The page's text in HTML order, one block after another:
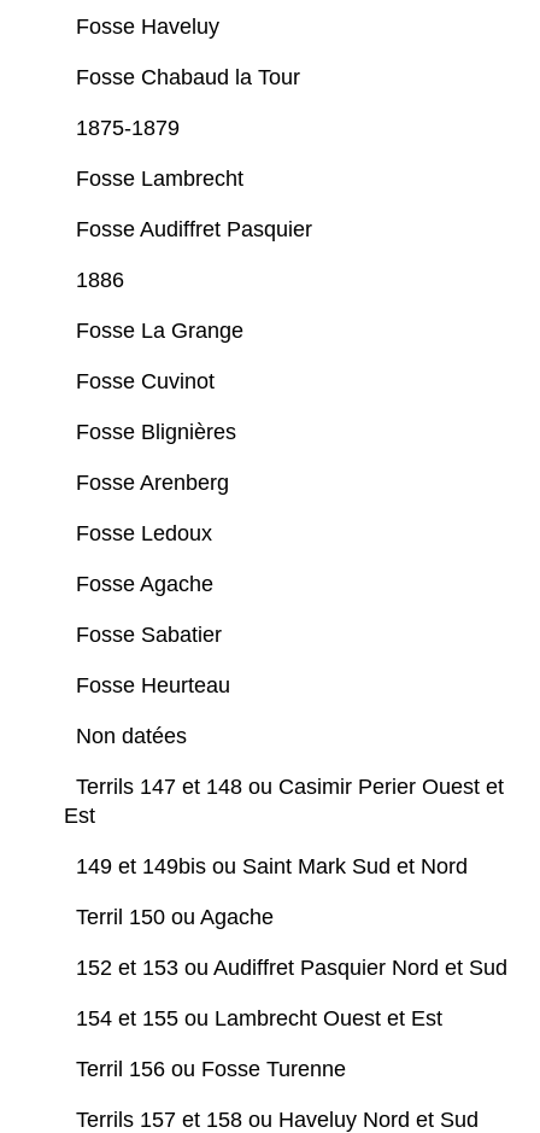
Fosse Haveluy
Fosse Chabaud la Tour
1875-1879
Fosse Lambrecht
Fosse Audiffret Pasquier
1886
Fosse La Grange
Fosse Cuvinot
Fosse Blignières
Fosse Arenberg
Fosse Ledoux
Fosse Agache
Fosse Sabatier
Fosse Heurteau
Non datées
Terrils 147 et 148 ou Casimir Perier Ouest et
Est
149 et 149bis ou Saint Mark Sud et Nord
Terril 150 ou Agache
152 et 153 ou Audiffret Pasquier Nord et Sud
154 et 155 ou Lambrecht Ouest et Est
Terril 156 ou Fosse Turenne
Terrils 157 et 158 ou Haveluy Nord et Sud